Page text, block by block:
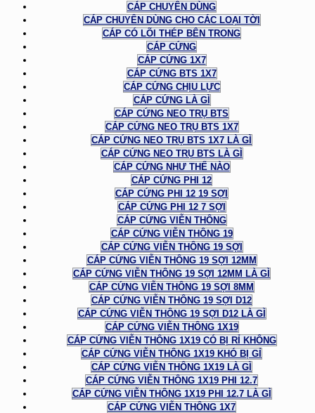
CÁP CHUYÊN DÙNG
CÁP CHUYÊN DÙNG CHO CÁC LOẠI TỜI
CÁP CÓ LÕI THÉP BÊN TRONG
CÁP CỨNG
CÁP CỨNG 1X7
CÁP CỨNG BTS 1X7
CÁP CỨNG CHỊU LỰC
CÁP CỨNG LÀ GÌ
CÁP CỨNG NEO TRỤ BTS
CÁP CỨNG NEO TRỤ BTS 1X7
CÁP CỨNG NEO TRỤ BTS 1X7 LÀ GÌ
CÁP CỨNG NEO TRỤ BTS LÀ GÌ
CÁP CỨNG NHƯ THẾ NÀO
CÁP CỨNG PHI 12
CÁP CỨNG PHI 12 19 SỢI
CÁP CỨNG PHI 12 7 SỢI
CÁP CỨNG VIỄN THÔNG
CÁP CỨNG VIỄN THÔNG 19
CÁP CỨNG VIỄN THÔNG 19 SỢI
CÁP CỨNG VIỄN THÔNG 19 SỢI 12MM
CÁP CỨNG VIỄN THÔNG 19 SỢI 12MM LÀ GÌ
CÁP CỨNG VIỄN THÔNG 19 SỢI 8MM
CÁP CỨNG VIỄN THÔNG 19 SỢI D12
CÁP CỨNG VIỄN THÔNG 19 SỢI D12 LÀ GÌ
CÁP CỨNG VIỄN THÔNG 1X19
CÁP CỨNG VIỄN THÔNG 1X19 CÓ BỊ RỈ KHÔNG
CÁP CỨNG VIỄN THÔNG 1X19 KHÓ BỊ GỈ
CÁP CỨNG VIỄN THÔNG 1X19 LÀ GÌ
CÁP CỨNG VIỄN THÔNG 1X19 PHI 12.7
CÁP CỨNG VIỄN THÔNG 1X19 PHI 12.7 LÀ GÌ
CÁP CỨNG VIỄN THÔNG 1X7